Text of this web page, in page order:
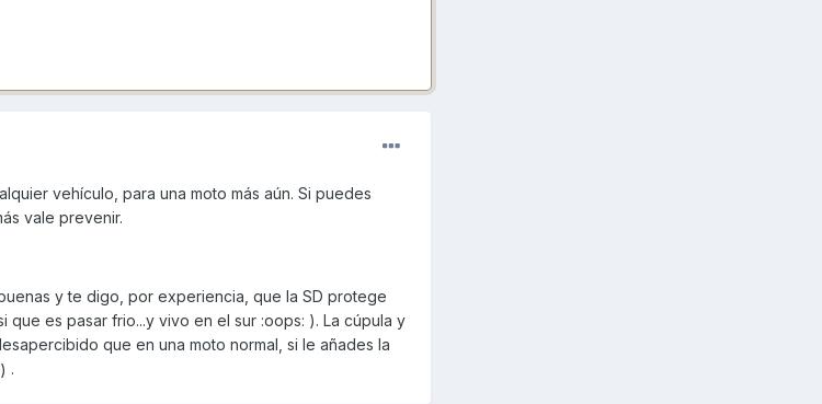
vehículo, para una moto más aún. Si puedes
vale prevenir.
y te digo, por experiencia, que la SD protege
es pasar frio...y vivo en el sur :oops: ). La cúpula y
que en una moto normal, si le añades la
.